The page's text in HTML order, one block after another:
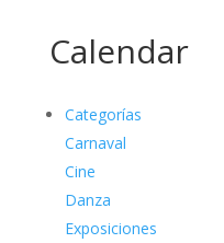
Calendar
Categorías
Carnaval
Cine
Danza
Exposiciones